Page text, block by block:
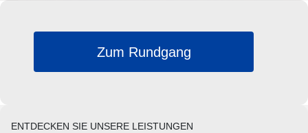
Zum Rundgang
ENTDECKEN SIE UNSERE LEISTUNGEN